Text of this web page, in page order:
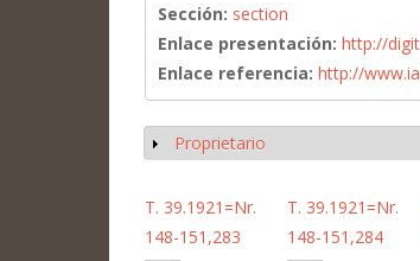
Sección: section
Enlace presentación: http://
Enlace referencia: http://
Mostrar
Proprietario
T. 39.1921=Nr.
148-151,283
T. 39.1921=Nr.
148-151,284